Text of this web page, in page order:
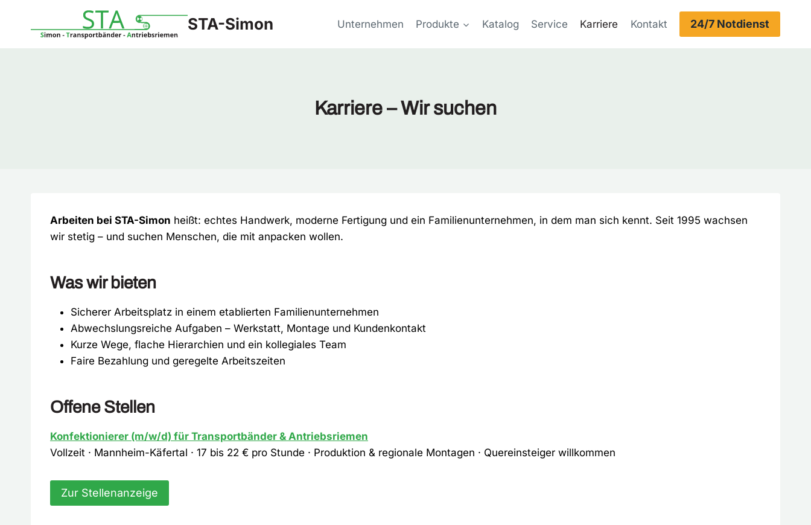
springen
STA-Simon Unternehmen Produkte Katalog Service Karriere Kontakt 24/7 Notdienst
Karriere – Wir suchen
Arbeiten bei STA-Simon heißt: echtes Handwerk, moderne Fertigung und ein Familienunternehmen, in dem man sich kennt. Seit 1995 wachsen
wir stetig – und suchen Menschen, die mit anpacken wollen.
Was wir bieten
Sicherer Arbeitsplatz in einem etablierten Familienunternehmen
Abwechslungsreiche Aufgaben – Werkstatt, Montage und Kundenkontakt
Kurze Wege, flache Hierarchien und ein kollegiales Team
Faire Bezahlung und geregelte Arbeitszeiten
Offene Stellen
Konfektionierer (m/w/d) für Transportbänder & Antriebsriemen
Vollzeit · Mannheim-Käfertal · 17 bis 22 € pro Stunde · Produktion & regionale Montagen · Quereinsteiger willkommen
Zur Stellenanzeige